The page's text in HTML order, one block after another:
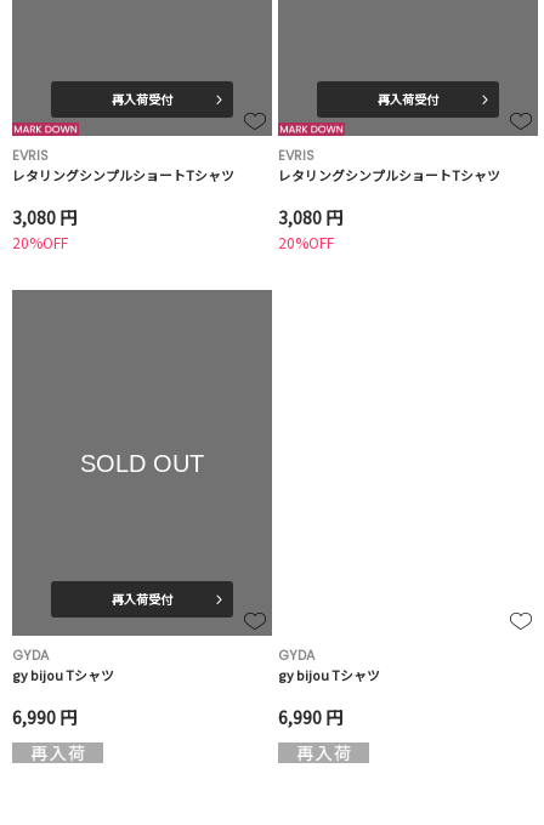
再入荷受付
EVRIS
レタリングシンプルショートTシャツ
3,080 円
20%OFF
再入荷受付
EVRIS
レタリングシンプルショートTシャツ
3,080 円
20%OFF
SOLD OUT
再入荷受付
GYDA
gy bijou Tシャツ
6,990 円
GYDA
gy bijou Tシャツ
6,990 円